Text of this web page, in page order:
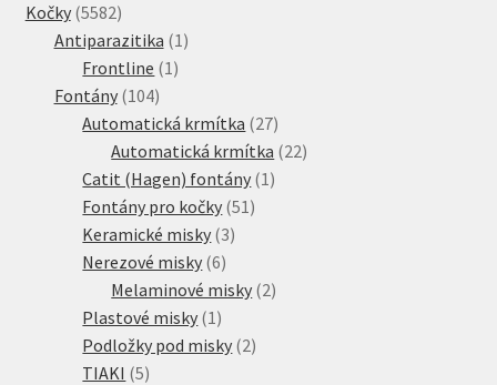
Kočky 55825582
produktů
Antiparazitika 1 1
Frontline 1 1
Fontány 104104
produktů
Automatická krmítka 2727
produktů
Automatická krmítka 2222
Catit (Hagen) fontány 1 1
Fontány pro kočky 51 51
Keramické misky 33
Nerezové misky 66
produktů
Melaminové misky 22
Plastové misky 1 1
produkt
Podložky pod misky 22
TIAKI 55